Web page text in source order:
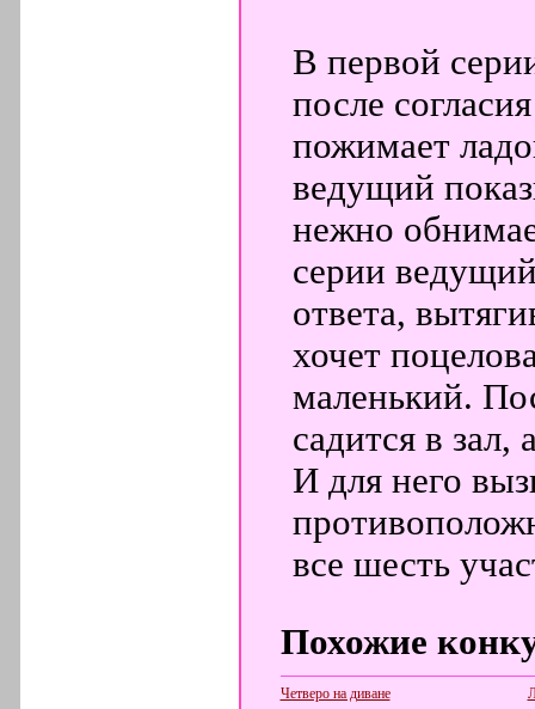
В первой
после
пожимает
ведущий
нежно
серии
ответа,
хочет
маленький.
садится в зал,
И для него
все шесть
Похожие
Четверо на диване